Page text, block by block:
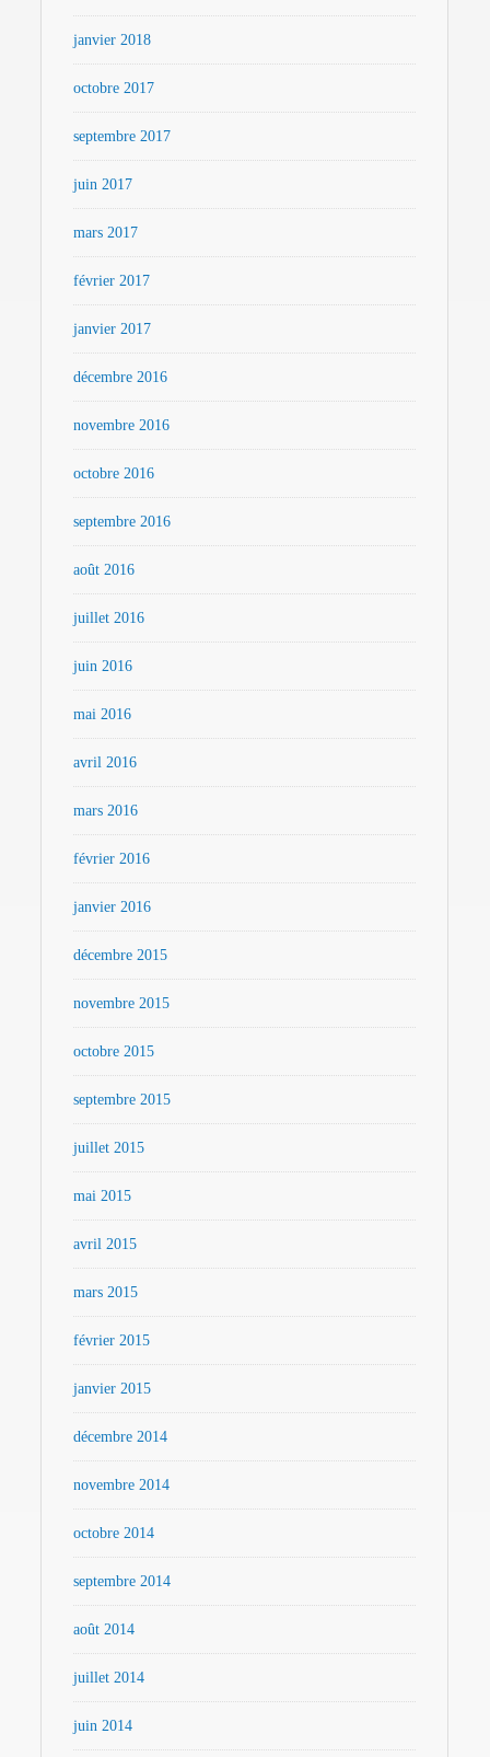
janvier 2018
octobre 2017
septembre 2017
juin 2017
mars 2017
février 2017
janvier 2017
décembre 2016
novembre 2016
octobre 2016
septembre 2016
août 2016
juillet 2016
juin 2016
mai 2016
avril 2016
mars 2016
février 2016
janvier 2016
décembre 2015
novembre 2015
octobre 2015
septembre 2015
juillet 2015
mai 2015
avril 2015
mars 2015
février 2015
janvier 2015
décembre 2014
novembre 2014
octobre 2014
septembre 2014
août 2014
juillet 2014
juin 2014